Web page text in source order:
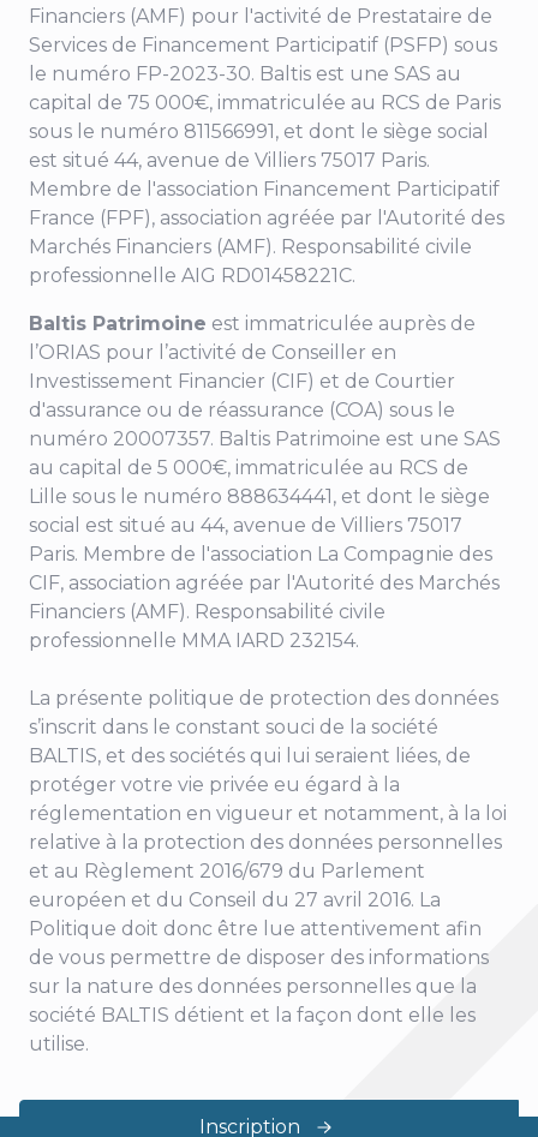
Inscription
Financiers (AMF) pour l'activité de Prestataire de
Services de Financement Participatif (PSFP) sous
le numéro FP-2023-30. Baltis est une SAS au
capital de 75 000€, immatriculée au RCS de Paris
sous le numéro 811566991, et dont le siège social
est situé 44, avenue de Villiers 75017 Paris.
Membre de l'association Financement Participatif
France (FPF), association agréée par l'Autorité des
Marchés Financiers (AMF). Responsabilité civile
professionnelle AIG RD01458221C.
Baltis Patrimoine est immatriculée auprès de
l’ORIAS pour l’activité de Conseiller en
Investissement Financier (CIF) et de Courtier
d'assurance ou de réassurance (COA) sous le
numéro 20007357. Baltis Patrimoine est une SAS
au capital de 5 000€, immatriculée au RCS de
Lille sous le numéro 888634441, et dont le siège
social est situé au 44, avenue de Villiers 75017
Paris. Membre de l'association La Compagnie des
CIF, association agréée par l'Autorité des Marchés
Financiers (AMF). Responsabilité civile
professionnelle MMA IARD 232154.
La présente politique de protection des données
s’inscrit dans le constant souci de la société
BALTIS, et des sociétés qui lui seraient liées, de
protéger votre vie privée eu égard à la
réglementation en vigueur et notamment, à la loi
relative à la protection des données personnelles
et au Règlement 2016/679 du Parlement
européen et du Conseil du 27 avril 2016. La
Politique doit donc être lue attentivement afin
de vous permettre de disposer des informations
sur la nature des données personnelles que la
société BALTIS détient et la façon dont elle les
utilise.